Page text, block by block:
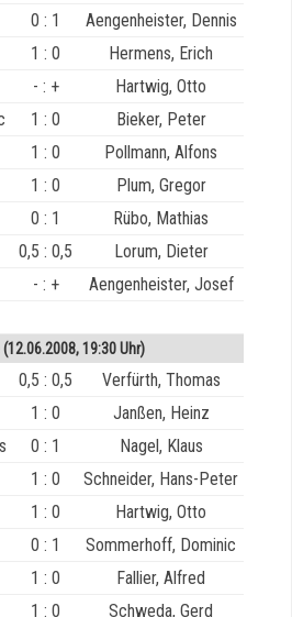
0 : 1
Aengenheister, Dennis
1 : 0
Hermens, Erich
- : +
Hartwig, Otto
1 : 0
Bieker, Peter
1 : 0
Pollmann, Alfons
1 : 0
Plum, Gregor
0 : 1
Rübo, Mathias
0,5 : 0,5
Lorum, Dieter
- : + Aengenheister, Josef
(12.06.2008, 19:30 Uhr)
0,5 : 0,5
Verfürth, Thomas
1 : 0
Janßen, Heinz
0 : 1
Nagel, Klaus
1 : 0
Schneider, Hans-Peter
1 : 0
Hartwig, Otto
0 : 1
Sommerhoff, Dominic
1 : 0
Fallier, Alfred
1 : 0
Schweda, Gerd